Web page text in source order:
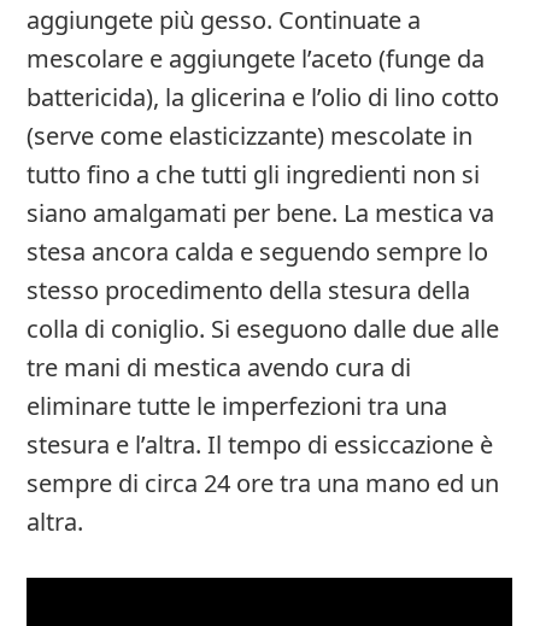
aggiungete più gesso. Continuate a
mescolare e aggiungete l’aceto (funge da
battericida), la glicerina e l’olio di lino cotto
(serve come elasticizzante) mescolate in
tutto fino a che tutti gli ingredienti non si
siano amalgamati per bene. La mestica va
stesa ancora calda e seguendo sempre lo
stesso procedimento della stesura della
colla di coniglio. Si eseguono dalle due alle
tre mani di mestica avendo cura di
eliminare tutte le imperfezioni tra una
stesura e l’altra. Il tempo di essiccazione è
sempre di circa 24 ore tra una mano ed un
altra.